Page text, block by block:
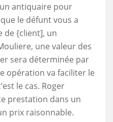
antiquaire pour
le défunt vous a
de {client], un
une valeur des
sera déterminée par
opération va faciliter le
le cas. Roger
prestation dans un
prix raisonnable.